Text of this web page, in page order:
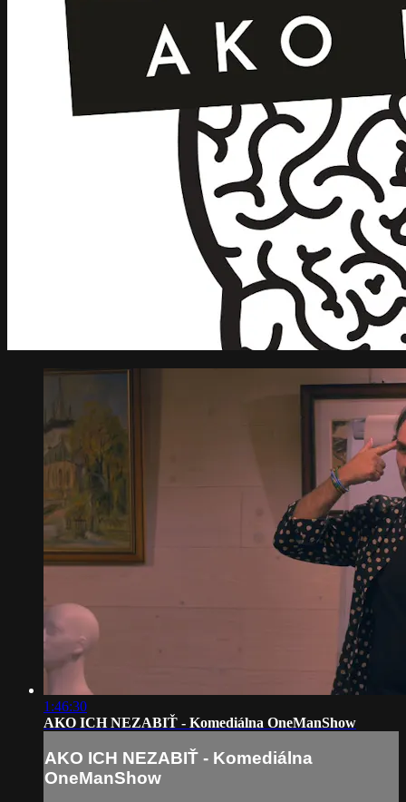
1:46:30
AKO ICH NEZABIŤ - Komediálna OneManShow
AKO ICH NEZABIŤ - Komediálna
OneManShow